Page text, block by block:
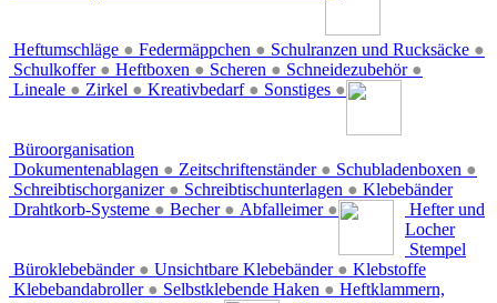
Heftumschläge ● Federmäppchen ● Schulranzen und Rucksäcke ●
Schulkoffer ● Heftboxen ● Scheren ● Schneidezubehör ●
Lineale ● Zirkel ● Kreativbedarf ● Sonstiges ●
Büroorganisation
Dokumentenablagen ● Zeitschriftenständer ● Schubladenboxen ●
Schreibtischorganizer ● Schreibtischunterlagen ●
Drahtkorb-Systeme ● Becher ● Abfalleimer ●
Klebebänder
Büroklebebänder ● Unsichtbare Klebebänder ●
Klebebandabroller ● Selbstklebende Haken ●
Hefter und
Locher
Stempel
Klebstoffe
Heftklammern,